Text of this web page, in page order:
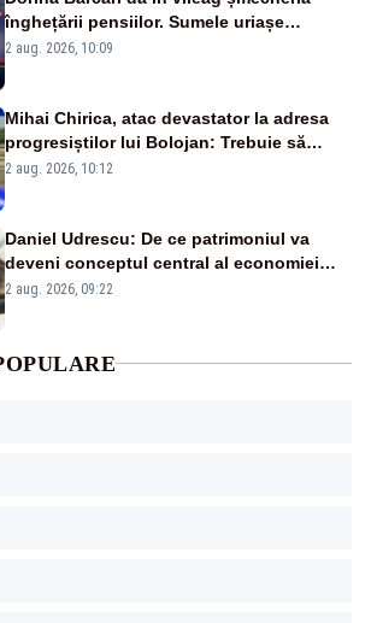
înghețării pensiilor. Sumele uriașe
pierdute de fiecare român
2 aug. 2026, 10:09
Mihai Chirica, atac devastator la adresa
progresiștilor lui Bolojan: Trebuie să
protejăm și natura, dar nu șținem omaneii
2 aug. 2026, 10:12
Daniel Udrescu: De ce patrimoniul va
deveni conceptul central al economiei
viitoare?
2 aug. 2026, 09:22